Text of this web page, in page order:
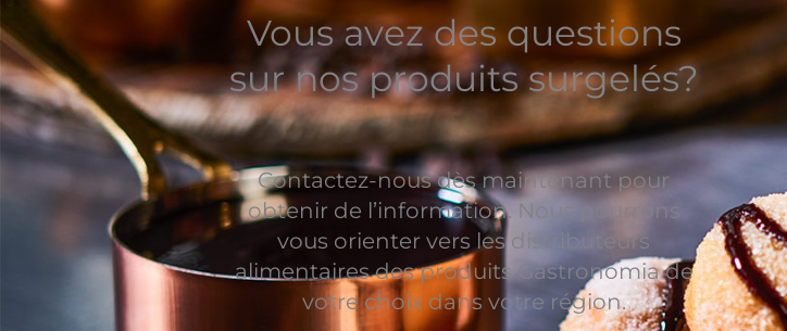
Vous avez des questions
sur nos produits surgelés?
Contactez-nous dès maintenant pour
obtenir de l’information. Nous pourrons
vous orienter vers les distributeurs
alimentaires des produits Gastronomia de
votre choix dans votre région.